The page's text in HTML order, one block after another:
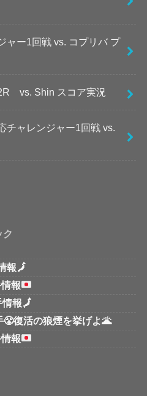
ャー1回戦 vs. コプリバ プ
vs. Shin スコア実況
チャレンジャー1回戦 vs.
報🗾
報
情報🗾
復活の狼煙を挙げよ🌋
報